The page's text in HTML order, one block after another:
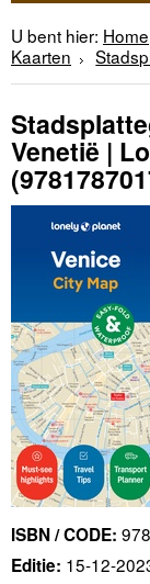
U bent hier: Home
Kaarten
Venetië |
ISBN / CODE:
Editie: 15-12-